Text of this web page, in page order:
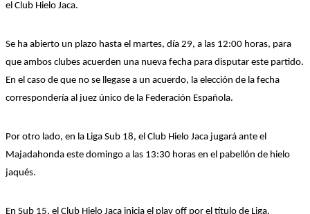
el Club Hielo Jaca.
Se ha abierto un plazo hasta el martes, día 29, a las 12:00 horas, para
que ambos clubes acuerden una nueva fecha para disputar este partido.
En el caso de que no se llegase a un acuerdo, la elección de la fecha
correspondería al juez único de la Federación Española.
Por otro lado, en la Liga Sub 18, el Club Hielo Jaca jugará ante el
Majadahonda este domingo a las 13:30 horas en el pabellón de hielo
jaqués.
En Sub 15, el Club Hielo Jaca inicia el play off por el título de Liga,